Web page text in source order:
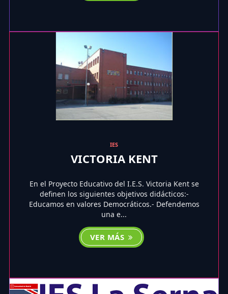
IES
VICTORIA KENT
En el Proyecto Educativo del I.E.S. Victoria Kent se
definen los siguientes objetivos didácticos:-
Educamos en valores Democráticos.- Defendemos
una e...
VER MÁS